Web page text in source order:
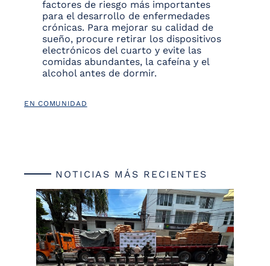
factores de riesgo más importantes
para el desarrollo de enfermedades
crónicas. Para mejorar su calidad de
sueño, procure retirar los dispositivos
electrónicos del cuarto y evite las
comidas abundantes, la cafeína y el
alcohol antes de dormir.
EN COMUNIDAD
NOTICIAS MÁS RECIENTES